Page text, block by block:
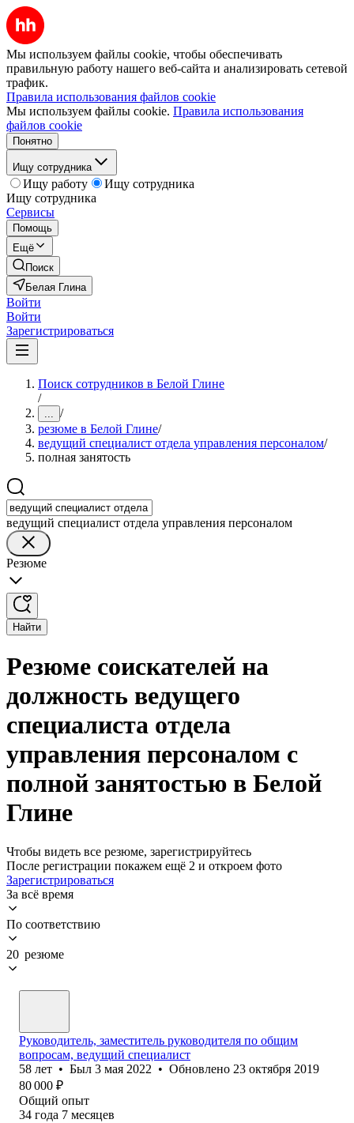
Мы используем файлы cookie, чтобы обеспечивать
правильную работу нашего веб-сайта и анализировать сетевой
трафик.
Правила использования файлов cookie
Мы используем файлы cookie. Правила использования
файлов cookie
Понятно
Ищу сотрудника
Ищу работу
Ищу сотрудника
Ищу сотрудника
Сервисы
Помощь
Ещё
Поиск
Белая Глина
Войти
Войти
Зарегистрироваться
Поиск сотрудников в Белой Глине
/
... /
резюме в Белой Глине/
ведущий специалист отдела управления персоналом/
полная занятость
ведущий специалист отдела управления персоналом
Резюме
Найти
Резюме соискателей на
должность ведущего
специалиста отдела
управления персоналом с
полной занятостью в Белой
Глине
Чтобы видеть все резюме, зарегистрируйтесь
После регистрации покажем ещё 2 и откроем фото
Зарегистрироваться
За всё время
По соответствию
20 резюме
Руководитель, заместитель руководителя по общим
вопросам, ведущий специалист
58 лет • Был 3 мая 2022 • Обновлено 23 октября 2019
80 000 ₽
Общий опыт
34 года 7 месяцев